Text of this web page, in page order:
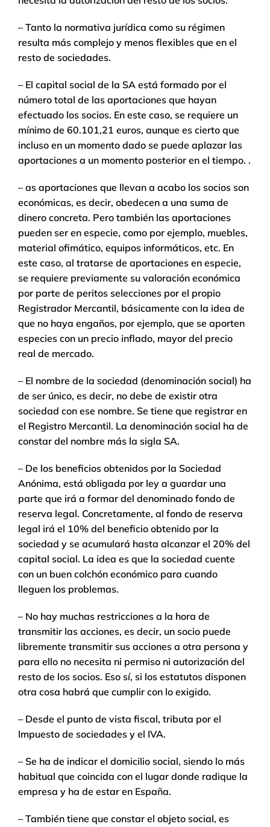
– Tanto la normativa jurídica como su régimen
resulta más complejo y menos flexibles que en el
resto de sociedades.
– El capital social de la SA está formado por el
número total de las aportaciones que hayan
efectuado los socios. En este caso, se requiere un
mínimo de 60.101,21 euros, aunque es cierto que
incluso en un momento dado se puede aplazar las
aportaciones a un momento posterior en el tiempo. .
– as aportaciones que llevan a acabo los socios son
económicas, es decir, obedecen a una suma de
dinero concreta. Pero también las aportaciones
pueden ser en especie, como por ejemplo, muebles,
material ofimático, equipos informáticos, etc. En
este caso, al tratarse de aportaciones en especie,
se requiere previamente su valoración económica
por parte de peritos selecciones por el propio
Registrador Mercantil, básicamente con la idea de
que no haya engaños, por ejemplo, que se aporten
especies con un precio inflado, mayor del precio
real de mercado.
– El nombre de la sociedad (denominación social) ha
de ser único, es decir, no debe de existir otra
sociedad con ese nombre. Se tiene que registrar en
el Registro Mercantil. La denominación social ha de
constar del nombre más la sigla SA.
– De los beneficios obtenidos por la Sociedad
Anónima, está obligada por ley a guardar una
parte que irá a formar del denominado fondo de
reserva legal. Concretamente, al fondo de reserva
legal irá el 10% del beneficio obtenido por la
sociedad y se acumulará hasta alcanzar el 20% del
capital social. La idea es que la sociedad cuente
con un buen colchón económico para cuando
lleguen los problemas.
– No hay muchas restricciones a la hora de
transmitir las acciones, es decir, un socio puede
libremente transmitir sus acciones a otra persona y
para ello no necesita ni permiso ni autorización del
resto de los socios. Eso sí, si los estatutos disponen
otra cosa habrá que cumplir con lo exigido.
– Desde el punto de vista fiscal, tributa por el
Impuesto de sociedades y el IVA.
– Se ha de indicar el domicilio social, siendo lo más
habitual que coincida con el lugar donde radique la
empresa y ha de estar en España.
– También tiene que constar el objeto social, es